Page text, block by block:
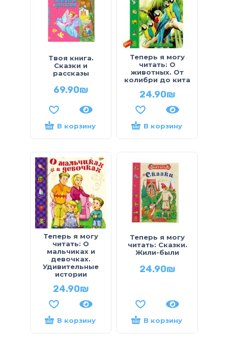
Твоя книга.
Сказки и
рассказы
69.90₪
В корзину
Теперь я могу
читать: О
животных. От
колибри до кита
24.90₪
В корзину
Теперь я могу
читать: О
мальчиках и
девочках.
Удивительные
истории
24.90₪
В корзину
Теперь я могу
читать: Сказки.
Жили-были
24.90₪
В корзину